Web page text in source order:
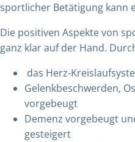
sportlicher Betätigung kann
Die positiven Aspekte von
ganz klar auf der Hand.
das Herz-
Gelenkbeschwerden,
vorgebeugt
Demenz vorgebeugt
gesteigert